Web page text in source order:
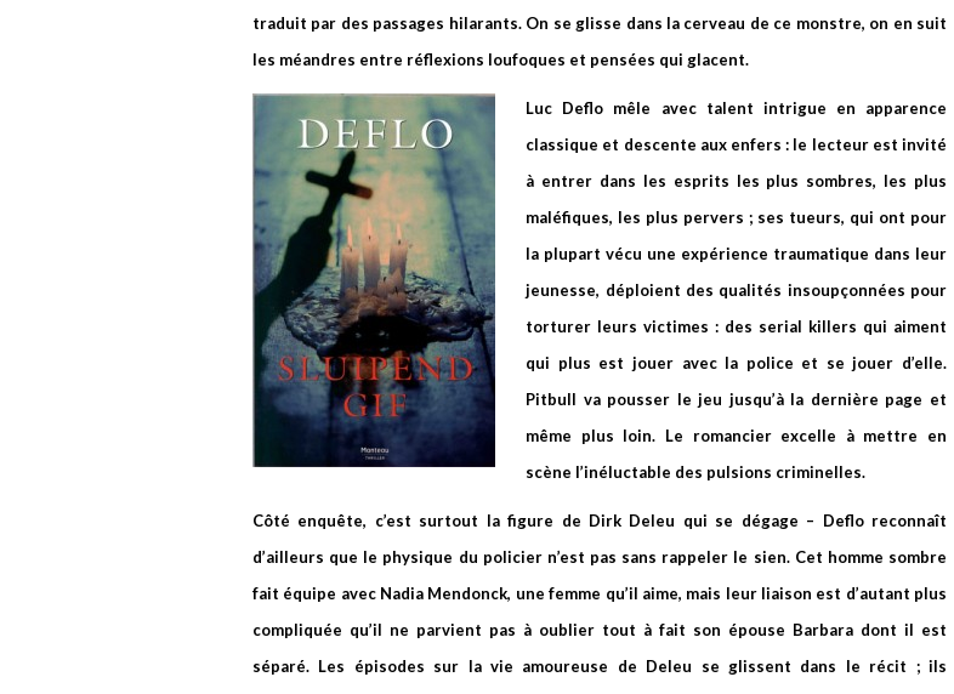
traduit par des passages hilarants. On se glisse dans la cerveau de ce monstre, on en suit
les méandres entre réflexions loufoques et pensées qui glacent.
Luc Deflo mêle avec talent intrigue en apparence
classique et descente aux enfers : le lecteur est invité
à entrer dans les esprits les plus sombres, les plus
maléfiques, les plus pervers ; ses tueurs, qui ont pour
la plupart vécu une expérience traumatique dans leur
jeunesse, déploient des qualités insoupçonnées pour
torturer leurs victimes : des serial killers qui aiment
qui plus est jouer avec la police et se jouer d’elle.
Pitbull va pousser le jeu jusqu’à la dernière page et
même plus loin. Le romancier excelle à mettre en
scène l’inéluctable des pulsions criminelles.
Côté enquête, c’est surtout la figure de Dirk Deleu qui se dégage – Deflo reconnaît
d’ailleurs que le physique du policier n’est pas sans rappeler le sien. Cet homme sombre
fait équipe avec Nadia Mendonck, une femme qu’il aime, mais leur liaison est d’autant plus
compliquée qu’il ne parvient pas à oublier tout à fait son épouse Barbara dont il est
séparé. Les épisodes sur la vie amoureuse de Deleu se glissent dans le récit ; ils